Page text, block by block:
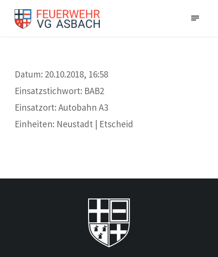
Datum: 20.10.2018, 16:58
Einsatzstichwort: BAB2
Einsatzort: Autobahn A3
Einheiten: Neustadt | Etscheid